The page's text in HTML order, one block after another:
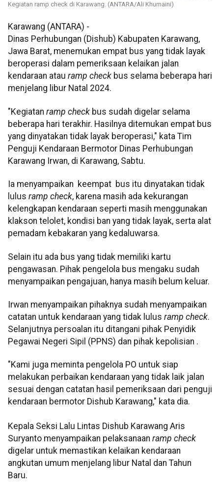
Kegiatan ramp check di Karawang. (ANTARA/Ali Khumaini)
Karawang (ANTARA) -
Dinas Perhubungan (Dishub) Kabupaten Karawang,
Jawa Barat, menemukan empat bus yang tidak layak
beroperasi dalam pemeriksaan kelaikan jalan
kendaraan atau ramp check bus selama beberapa hari
menjelang libur Natal 2024.
"Kegiatan ramp check bus sudah digelar selama
beberapa hari terakhir. Hasilnya ditemukan empat bus
yang dinyatakan tidak layak beroperasi," kata Tim
Penguji Kendaraan Bermotor Dinas Perhubungan
Karawang Irwan, di Karawang, Sabtu.
Ia menyampaikan keempat bus itu dinyatakan tidak
lulus ramp check, karena masih ada kekurangan
kelengkapan kendaraan seperti masih menggunakan
klakson telolet, kondisi ban yang tidak layak, serta alat
pemadam kebakaran yang kedaluwarsa.
Selain itu ada bus yang tidak memiliki kartu
pengawasan. Pihak pengelola bus mengaku sudah
menyampaikan pengajuan, hanya masih belum keluar.
Irwan menyampaikan pihaknya sudah menyampaikan
catatan untuk kendaraan yang tidak lulus ramp check.
Selanjutnya persoalan itu ditangani pihak Penyidik
Pegawai Negeri Sipil (PPNS) dan pihak kepolisian .
"Kami juga meminta pengelola PO untuk siap
melakukan perbaikan kendaraan yang tidak laik jalan
sesuai dengan catatan hasil pemeriksaan dari penguji
kendaraan bermotor Dishub Karawang," kata dia.
Kepala Seksi Lalu Lintas Dishub Karawang Aris
Suryanto menyampaikan pelaksanaan ramp check
digelar untuk memastikan kelaikan kendaraan
angkutan umum menjelang libur Natal dan Tahun
Baru.